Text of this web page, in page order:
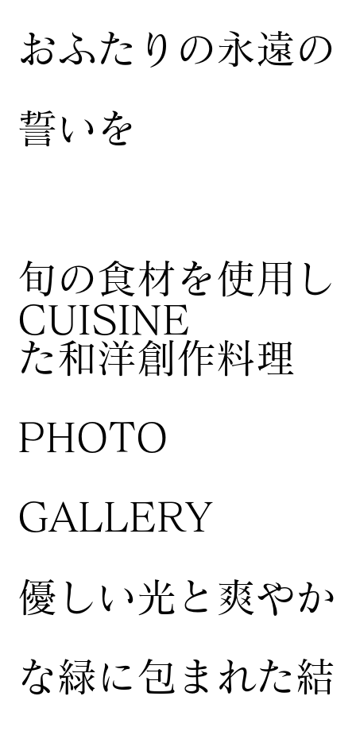
CUISINE
​旬の食材を使用し
た和洋創作料理
​PHOTO
GALLERY
​優しい光と爽やか
な緑に包まれた結
おふたりの永遠の
誓いを